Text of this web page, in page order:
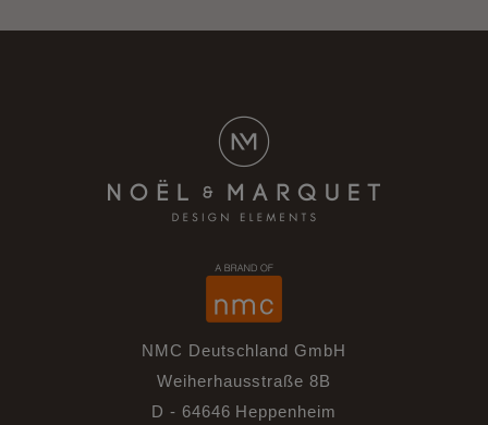
NMC Deutschland GmbH
Weiherhausstraße 8B
D - 64646 Heppenheim